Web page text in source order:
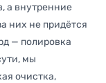
а внутренние
них не придётся
— полировка
мы
очистка,